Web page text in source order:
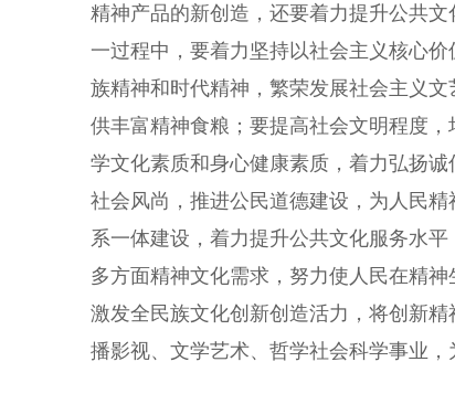
精神产品的新创造，还要着力提升公共
一过程中，要着力坚持以社会主义核心
族精神和时代精神，繁荣发展社会主义
供丰富精神食粮；要提高社会文明程度
学文化素质和身心健康素质，着力弘扬
社会风尚，推进公民道德建设，为人民
系一体建设，着力提升公共文化服务水
多方面精神文化需求，努力使人民在精
激发全民族文化创新创造活力，将创新
播影视、文学艺术、哲学社会科学事业，